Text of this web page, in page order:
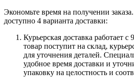
Экономьте время на получении
доступно 4 варианта доставки:
Курьерская доставка работает с
товар поступит на склад,
для уточнения деталей.
удобное время доставки и
упаковку на целостность и